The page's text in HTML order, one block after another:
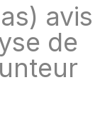
avis
de